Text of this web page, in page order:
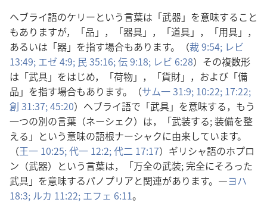
ヘブライ語のケリーという言葉は「武器」を意味すること
もありますが，「品」，「器具」，「道具」，「用具」，
あるいは「器」を指す場合もあります。（裁 9:54; レビ
13:49; エゼ 4:9; 民 35:16;伝 9:18; レビ 6:28）その複数形
は「武具」をはじめ，「荷物」，「貨財」，および「備
品」を指す場合もあります。（サム一 31:9; 10:22; 17:22;
創 31:37;45:20）ヘブライ語で「武具」を意味する，もう
一つの別の言葉（ネーシェク）は，「武装する; 装備を整
える」という意味の語根ナーシャクに由来しています。
（王一 10:25;代一 12:2;代二 17:17）ギリシャ語のホプロ
ン（武器）という言葉は，「万全の武装; 完全にそろった
武具」を意味するパノプリアと関連があります。―ヨハ
18:3; ルカ 11:22; エフェ 6:11。